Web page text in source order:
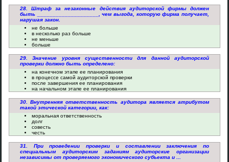
28. Штраф за незаконные действия аудиторской фирмы должен
быть ____________________, чем выгода, которую фирма получает,
нарушая закон.
не больше
в несколько раз больше
не меньше
больше
29. Значение уровня существенности для данной аудиторской
проверки должно быть определено:
на конечном этапе ее планирования
в процессе самой аудиторской проверки
после завершения ее планирования
на начальном этапе ее планирования
30. Внутренняя ответственность аудитора является атрибутом
такой этической категории, как:
моральная ответственность
долг
совесть
честь
31. При проведении проверки и составлении заключения по
специальным аудиторским заданиям аудиторские организации
независимы от проверяемого экономического субъекта и ...